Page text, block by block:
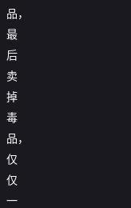
品，
最
后
卖
掉
毒
品，
仅
仅
一